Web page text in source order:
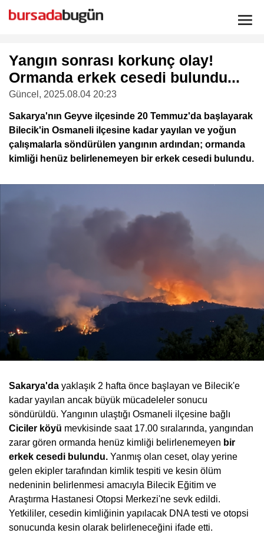
Yangın sonrası korkunç olay!
Ormanda erkek cesedi bulundu...
Güncel , 2025.08.04 20:23
Sakarya'nın Geyve ilçesinde 20 Temmuz'da başlayarak
Bilecik'in Osmaneli ilçesine kadar yayılan ve yoğun
çalışmalarla söndürülen yangının ardından; ormanda
kimliği henüz belirlenemeyen bir erkek cesedi bulundu.
Sakarya'da yaklaşık 2 hafta önce başlayan ve Bilecik'e
kadar yayılan ancak büyük mücadeleler sonucu
söndürüldü. Yangının ulaştığı Osmaneli ilçesine bağlı
Ciciler köyü mevkisinde saat 17.00 sıralarında, yangından
zarar gören ormanda henüz kimliği belirlenemeyen bir
erkek cesedi bulundu. Yanmış olan ceset, olay yerine
gelen ekipler tarafından kimlik tespiti ve kesin ölüm
nedeninin belirlenmesi amacıyla Bilecik Eğitim ve
Araştırma Hastanesi Otopsi Merkezi'ne sevk edildi.
Yetkililer, cesedin kimliğinin yapılacak DNA testi ve otopsi
sonucunda kesin olarak belirleneceğini ifade etti.